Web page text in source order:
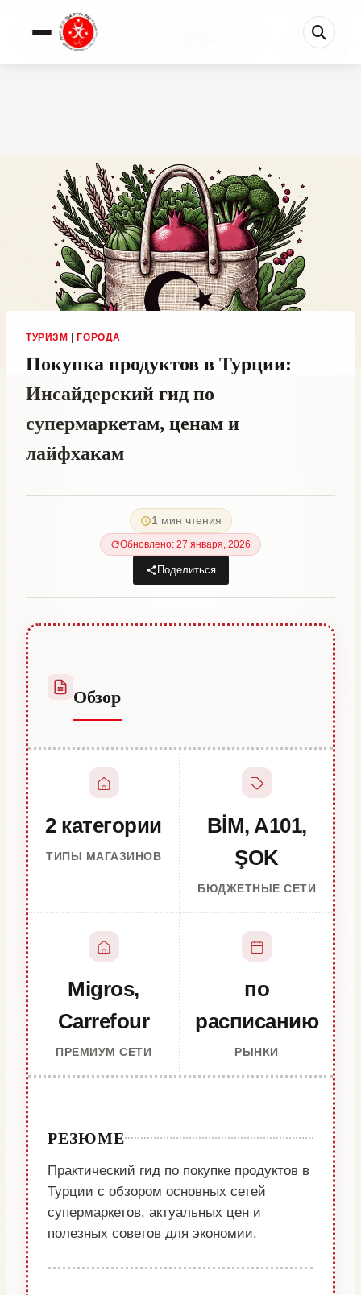
Покупка продуктов в Турции: Инсайдерский гид по...
0%
1 мин осталось
ТУРИЗМ |ГОРОДА
Покупка продуктов в Турции:
Инсайдерский гид по
супермаркетам, ценам и
лайфхакам
1 мин чтения
Обновлено: 27 января, 2026
Поделиться
Обзор
2 категории
ТИПЫ МАГАЗИНОВ
BİM, A101,
ŞOK
БЮДЖЕТНЫЕ СЕТИ
Migros,
Carrefour
ПРЕМИУМ СЕТИ
по
расписанию
РЫНКИ
РЕЗЮМЕ
Практический гид по покупке продуктов в
Турции с обзором основных сетей
супермаркетов, актуальных цен и
полезных советов для экономии.